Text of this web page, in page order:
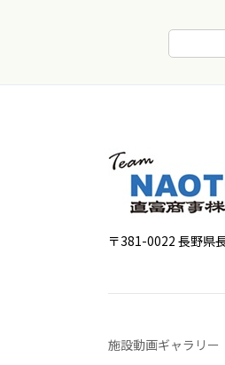
〒381-0022 長野県
施設動画ギャラリー